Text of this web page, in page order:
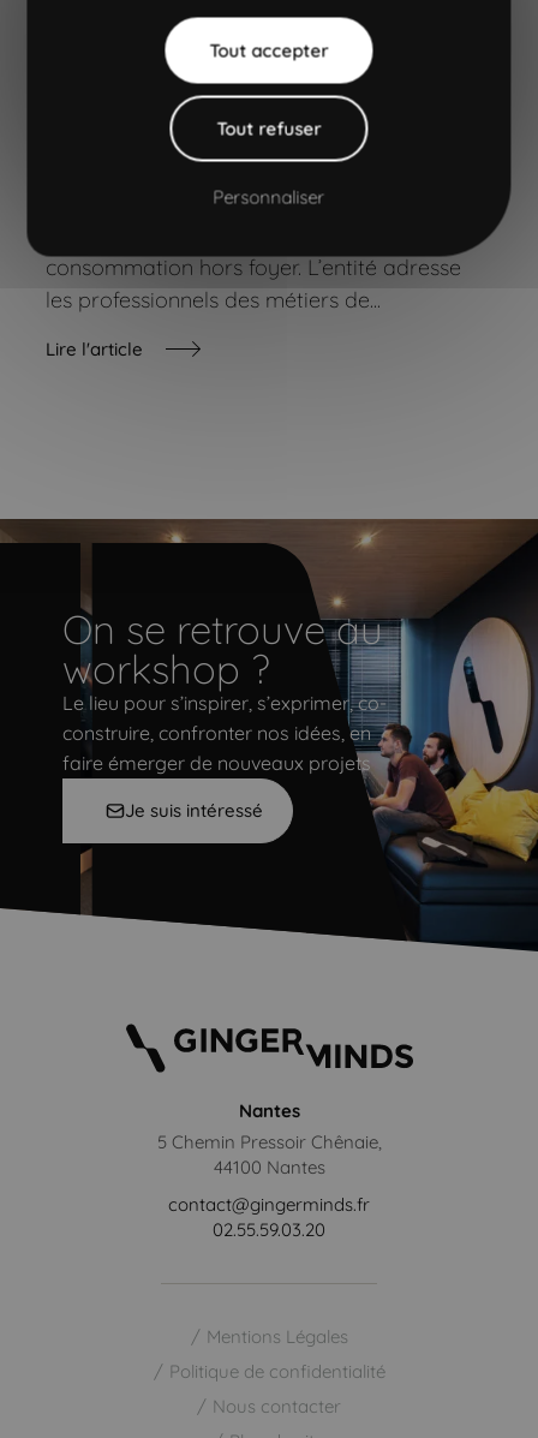
Interview Client : Lactalis Food Service
En quelques mots Lactalis Food Service est
consommation hors foyer. L’entité adresse
les professionnels des métiers de...
Lire l'article
On se retrouve au workshop ?
On se retrouve au
workshop ?
Le lieu pour s’inspirer, s’exprimer, co-
construire, confronter nos idées, en
faire émerger de nouveaux projets
Je suis intéressé
Nantes
5 Chemin Pressoir Chênaie,
44100 Nantes
contact@gingerminds.fr
02.55.59.03.20
Mentions Légales
Politique de confidentialité
Nous contacter
Tout accepter
Tout refuser
Personnaliser